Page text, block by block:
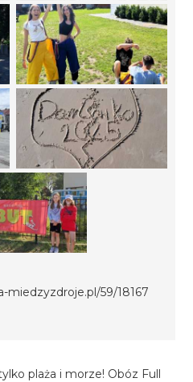
59/18167
plaża i morze! Obóz Full